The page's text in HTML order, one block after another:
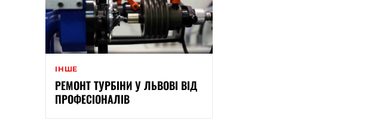
ІНШЕ
РЕМОНТ ТУРБІНИ У ЛЬВОВІ ВІД
ПРОФЕСІОНАЛІВ